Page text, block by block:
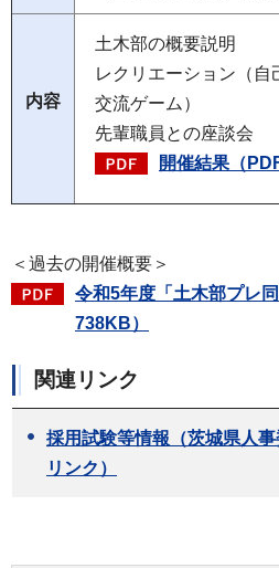
内容
土木部の概要説明
レクリエーション（
交流ゲーム）
先輩職員との座談会
開催結果（
＜過去の開催概要＞
令和5年度「土木部プレ
738KB）
関連リンク
採用試験等情報（茨城県人
リンク）